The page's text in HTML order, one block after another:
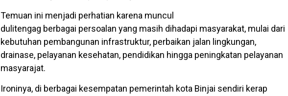
Temuan ini menjadi perhatian karena muncul
dulitengag berbagai persoalan yang masih dihadapi masyarakat, mulai dari
kebutuhan pembangunan infrastruktur, perbaikan jalan lingkungan,
drainase, pelayanan kesehatan, pendidikan hingga peningkatan pelayanan
masyarajat.
Ironinya, di berbagai kesempatan pemerintah kota Binjai sendiri kerap